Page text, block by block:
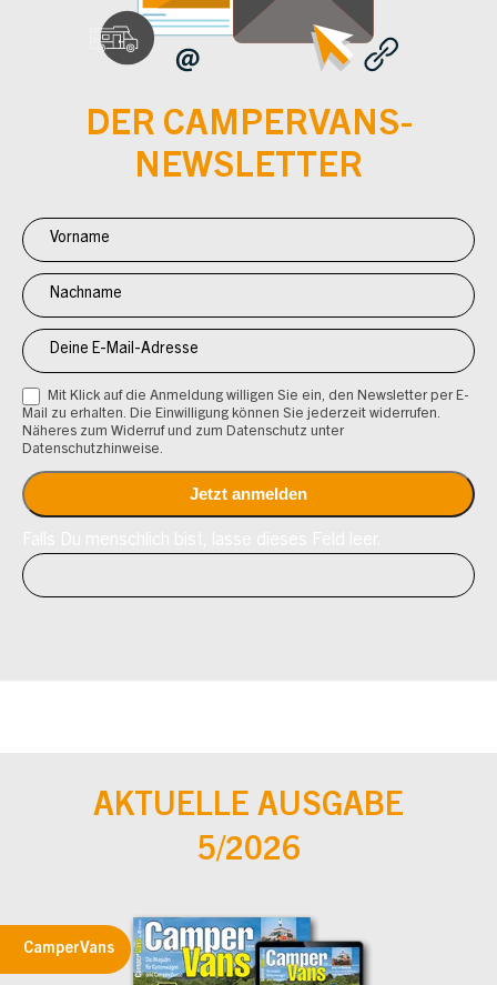
DER CAMPERVANS-
NEWSLETTER
Newsletter
Anmeldung
CV
Mit Klick auf die Anmeldung willigen Sie ein, den Newsletter per E-
Mail zu erhalten. Die Einwilligung können Sie jederzeit widerrufen.
Näheres zum Widerruf und zum Datenschutz unter
Datenschutzhinweise.
AKTUELLE AUSGABE
5/2026
CamperVans